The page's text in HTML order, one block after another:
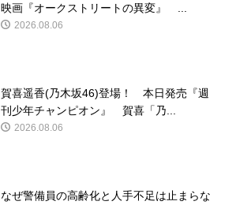
映画『オークストリートの異変』 ...
2026.08.06
賀喜遥香(乃木坂46)登場！ 本日発売『週
刊少年チャンピオン』 賀喜「乃...
2026.08.06
なぜ警備員の高齢化と人手不足は止まらな